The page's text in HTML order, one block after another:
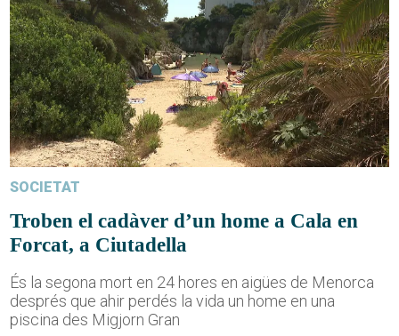
SOCIETAT
Troben el cadàver d’un home a Cala en
Forcat, a Ciutadella
És la segona mort en 24 hores en aigües de Menorca
després que ahir perdés la vida un home en una
piscina des Migjorn Gran